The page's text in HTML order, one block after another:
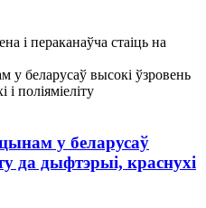
і пераканаўча стаіць на
у беларусаў
да дыфтэрыі, краснухі